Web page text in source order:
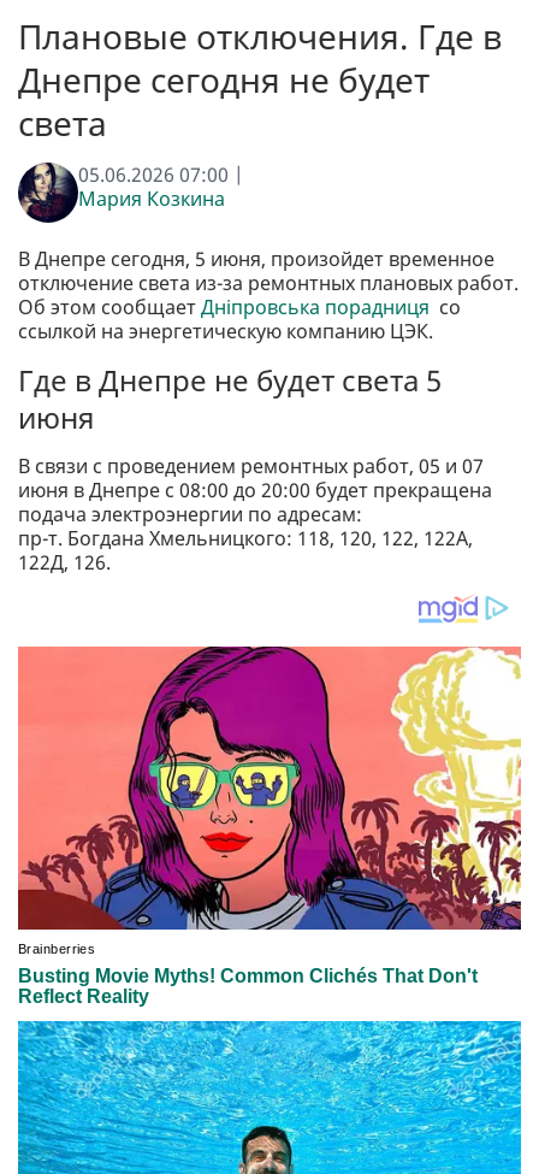
Плановые отключения. Где в
Днепре сегодня не будет
света
05.06.2026 07:00 |
Мария Козкина
В Днепре сегодня, 5 июня, произойдет временное
отключение света из-за ремонтных плановых работ.
Об этом сообщаетДніпровська порадниця со
ссылкой на энергетическую компанию ЦЭК.
Где в Днепре не будет света 5
июня
В связи с проведением ремонтных работ, 05 и 07
июня в Днепре с 08:00 до 20:00 будет прекращена
подача электроэнергии по адресам:
пр-т. Богдана Хмельницкого: 118, 120, 122, 122А,
122Д, 126.